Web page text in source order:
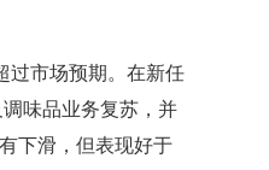
过市场预期。在新任
味品业务复苏，并
下滑，但表现好于